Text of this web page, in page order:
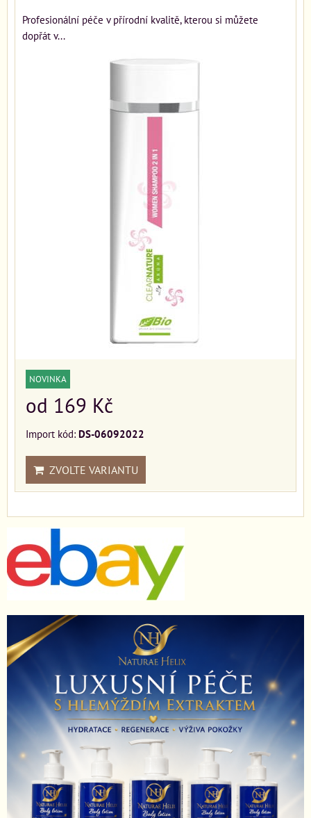
Profesionální péče v přírodní kvalitě, kterou si můžete
dopřát v...
NOVINKA
od 169 Kč
Import kód: DS-06092022
ZVOLTE VARIANTU